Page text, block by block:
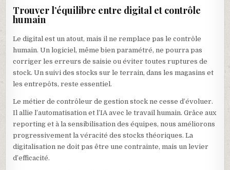
Trouver l’équilibre entre digital et contrôle
humain
Le digital est un atout, mais il ne remplace pas le contrôle
humain. Un logiciel, même bien paramétré, ne pourra pas
corriger les erreurs de saisie ou éviter toutes ruptures de
stock. Un suivi des stocks sur le terrain, dans les magasins et
les entrepôts, reste essentiel.
Le métier de contrôleur de gestion stock ne cesse d’évoluer.
Il allie l’automatisation et l’IA avec le travail humain. Grâce aux
reporting et à la sensibilisation des équipes, nous améliorons
progressivement la véracité des stocks théoriques. La
digitalisation ne doit pas être une contrainte, mais un levier
d’efficacité.